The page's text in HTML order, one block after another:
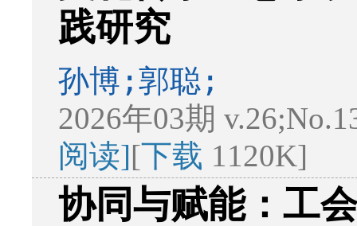
践研究
孙博;郭聪;
2026年03期
阅读][下载 1120K]
协同与赋能：工